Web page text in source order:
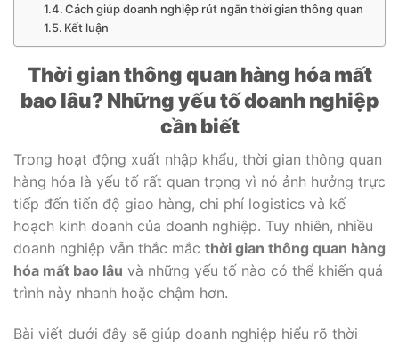
Cách giúp doanh nghiệp rút ngắn thời gian thông quan
Kết luận
Thời gian thông quan hàng hóa mất
bao lâu? Những yếu tố doanh nghiệp
cần biết
Trong hoạt động xuất nhập khẩu, thời gian thông quan
hàng hóa là yếu tố rất quan trọng vì nó ảnh hưởng trực
tiếp đến tiến độ giao hàng, chi phí logistics và kế
hoạch kinh doanh của doanh nghiệp. Tuy nhiên, nhiều
doanh nghiệp vẫn thắc mắc thời gian thông quan hàng
hóa mất bao lâu và những yếu tố nào có thể khiến quá
trình này nhanh hoặc chậm hơn.
Bài viết dưới đây sẽ giúp doanh nghiệp hiểu rõ thời